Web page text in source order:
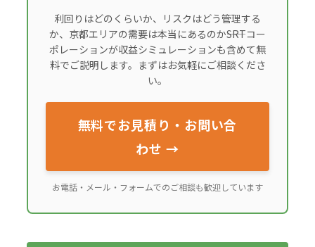
利回りはどのくらいか、リスクはどう管理する
か、京都エリアの需要は本当にあるのか――SRTコー
ポレーションが収益シミュレーションも含めて無
料でご説明します。まずはお気軽にご相談くださ
い。
無料でお見積り・お問い合
わせ →
お電話・メール・フォームでのご相談も歓迎しています